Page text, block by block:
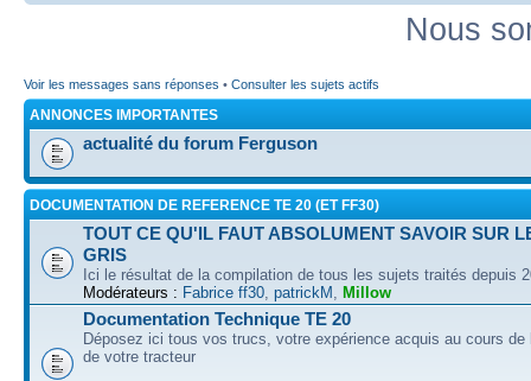
Nous
Voir les messages sans réponses • Consulter les sujets actifs
ANNONCES IMPORTANTES
actualité du forum Ferguson
DOCUMENTATION DE REFERENCE TE 20 (ET FF30)
TOUT CE QU'IL FAUT ABSOLUMENT SAVOIR SUR
GRIS
Ici le résultat de la compilation de tous les sujets traités depuis
Modérateurs : Fabrice ff30 patrickM Millow
Documentation Technique TE 20
Déposez ici tous vos trucs, votre expérience acquis au cours de
de votre tracteur